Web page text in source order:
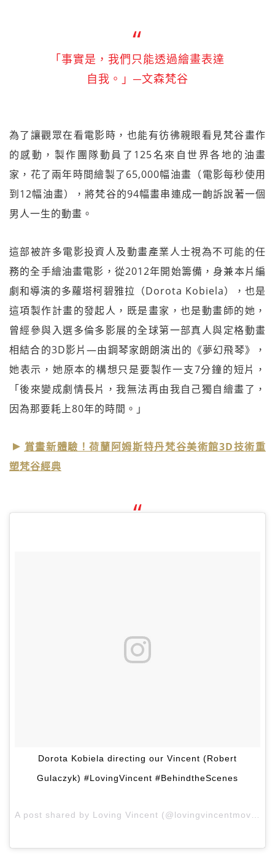
「事實是，我們只能透過繪畫表達
自我。」─文森梵谷
為了讓觀眾在看電影時，也能有彷彿親眼看見梵谷畫作
的感動，製作團隊動員了125名來自世界各地的油畫
家，花了兩年時間繪製了65,000幅油畫（電影每秒使用
到12幅油畫），將梵谷的94幅畫串連成一齣訴說著一個
男人一生的動畫。
這部被許多電影投資人及動畫產業人士視為不可能的任
務的全手繪油畫電影，從2012年開始籌備，身兼本片編
劇和導演的多蘿塔柯碧雅拉（Dorota Kobiela），也是
這項製作計畫的發起人，既是畫家，也是動畫師的她，
曾經參與入選多倫多影展的全球第一部真人與定格動畫
相結合的3D影片—由鋼琴家朗朗演出的《夢幻飛琴》，
她表示，她原本的構想只是要製作一支7分鐘的短片，
「後來變成劇情長片，我無法再由我自己獨自繪畫了，
因為那要耗上80年的時間。」
賞畫新體驗！荷蘭阿姆斯特丹梵谷美術館3D技術重
塑梵谷經典
Dorota Kobiela directing our Vincent (Robert
Gulaczyk) #LovingVincent #BehindtheScenes
A post shared by Loving Vincent (@lovingvincentmovie) on